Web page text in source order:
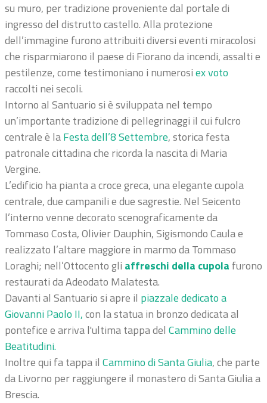
su muro, per tradizione proveniente dal portale di
ingresso del distrutto castello. Alla protezione
dell’immagine furono attribuiti diversi eventi miracolosi
che risparmiarono il paese di Fiorano da incendi, assalti e
pestilenze, come testimoniano i numerosiex voto
raccolti nei secoli.
Intorno al Santuario si è sviluppata nel tempo
un’importante tradizione di pellegrinaggi il cui fulcro
centrale è laFesta dell’8 Settembre, storica festa
patronale cittadina che ricorda la nascita di Maria
Vergine.
L’edificio ha pianta a croce greca, una elegante cupola
centrale, due campanili e due sagrestie. Nel Seicento
l’interno venne decorato scenograficamente da
Tommaso Costa, Olivier Dauphin, Sigismondo Caula e
realizzato l’altare maggiore in marmo da Tommaso
Loraghi; nell’Ottocento gli affreschi della cupola furono
restaurati da Adeodato Malatesta.
Davanti al Santuario si apre il piazzale dedicato a
Giovanni Paolo II,con la statua in bronzo dedicata al
pontefice e arriva l'ultima tappa del Cammino delle
Beatitudini.
Inoltre qui fa tappa il Cammino di Santa Giulia, che parte
da Livorno per raggiungere il monastero di Santa Giulia a
Brescia.